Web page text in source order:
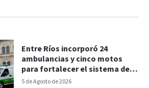
5 de Agosto de 2026
Entre Ríos incorporó 24
ambulancias y cinco motos
para fortalecer el sistema de
salud